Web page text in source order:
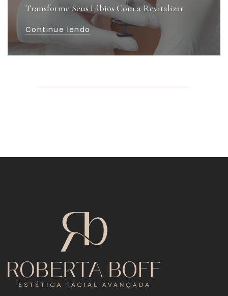
Transforme Seus Lábios Com a Revitalizar
Continue lendo